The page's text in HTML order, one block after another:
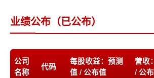
业绩公布（已公布）
公司
名称
代码
每股收益：预测
值 / 公布值
营收
/ 公